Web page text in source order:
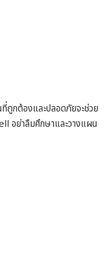
ที่ถูกต้องและปลอดภัยจะช่วย
อย่าลืมศึกษาและวางแผน